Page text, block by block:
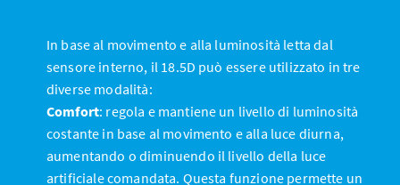
In base al movimento e alla luminosità letta dal
sensore interno, il 18.5D può essere utilizzato in tre
diverse modalità:
Comfort: regola e mantiene un livello di luminosità
costante in base al movimento e alla luce diurna,
aumentando o diminuendo il livello della luce
artificiale comandata. Questa funzione permette un